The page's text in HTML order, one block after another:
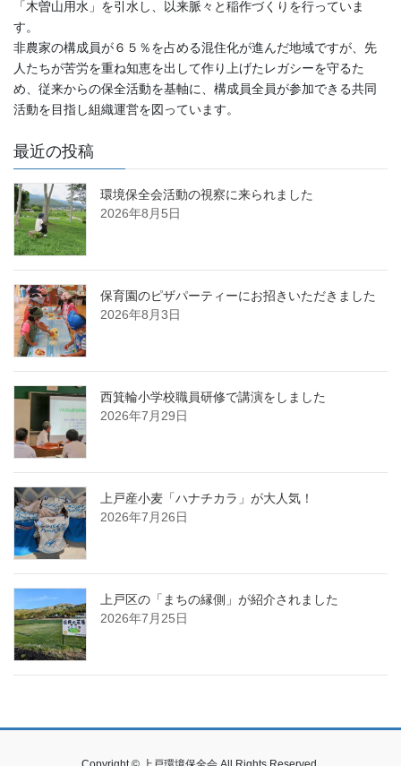
「木曽山用水」を引水し、以来脈々と稲作づくりを行っていま
す。
非農家の構成員が６５％を占める混住化が進んだ地域ですが、先
人たちが苦労を重ね知恵を出して作り上げたレガシーを守るた
め、従来からの保全活動を基軸に、構成員全員が参加できる共同
活動を目指し組織運営を図っています。
最近の投稿
環境保全会活動の視察に来られました
2026年8月5日
保育園のピザパーティーにお招きいただきました
2026年8月3日
西箕輪小学校職員研修で講演をしました
2026年7月29日
上戸産小麦「ハナチカラ」が大人気！
2026年7月26日
上戸区の「まちの縁側」が紹介されました
2026年7月25日